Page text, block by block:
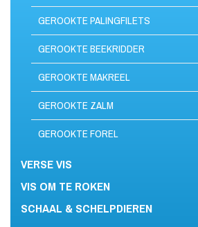
GEROOKTE PALINGFILETS
GEROOKTE BEEKRIDDER
GEROOKTE MAKREEL
GEROOKTE ZALM
GEROOKTE FOREL
VERSE VIS
VIS OM TE ROKEN
SCHAAL & SCHELPDIEREN